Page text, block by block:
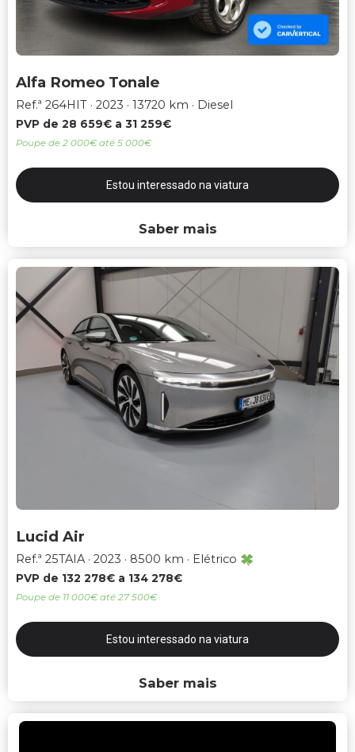
Alfa Romeo Tonale
Ref.ª 264HIT 2023 13720 km Diesel
PVP de 28 659€ a 31 259€
Poupe de 2 000€ até 5 000€
Estou interessado na viatura
Saber mais
Lucid Air
Ref.ª 25TAIA 2023 8500 km Elétrico
PVP de 132 278€ a 134 278€
Poupe de 11 000€ até 27 500€
Estou interessado na viatura
Saber mais